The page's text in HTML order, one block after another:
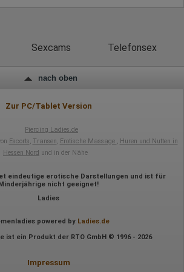
eingebunden sind, von Ihnen bereitgestellte
Sexcams Telefonsex
nach oben
Zur PC/Tablet Version
Piercing Ladies.de
Escorts, Transen, Erotische Massage , Huren und Nutten in
Hessen Nord und in der Nähe
eindeutige erotische Darstellungen und ist für
nicht geeignet!
Ladies
powered by Ladies.de
ist ein Produkt der RTO GmbH © 1996 - 2026
Impressum